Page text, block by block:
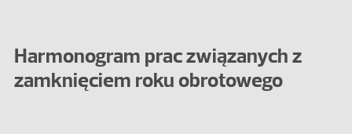
Harmonogram prac związanych z
zamknięciem roku obrotowego